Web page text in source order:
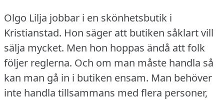
Olgo Lilja jobbar i en skönhetsbutik i
Kristianstad. Hon säger att butiken såklart vill
sälja mycket. Men hon hoppas ändå att folk
följer reglerna. Och om man måste handla så
kan man gå in i butiken ensam. Man behöver
inte handla tillsammans med flera personer,